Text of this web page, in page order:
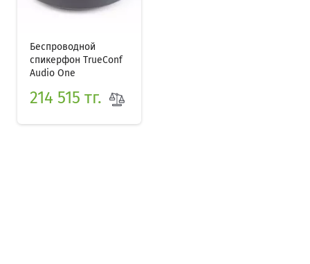
Беспроводной
спикерфон TrueConf
Audio One
214 515 тг.